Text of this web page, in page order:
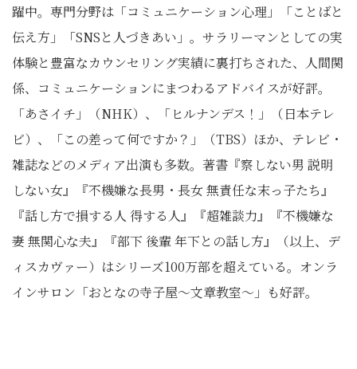
躍中。専門分野は「コミュニケーション心理」「ことばと
伝え方」「SNSと人づきあい」。サラリーマンとしての実
体験と豊富なカウンセリング実績に裏打ちされた、人間関
係、コミュニケーションにまつわるアドバイスが好評。
「あさイチ」（NHK）、「ヒルナンデス！」（日本テレ
ビ）、「この差って何ですか？」（TBS）ほか、テレビ・
雑誌などのメディア出演も多数。著書『察しない男 説明
しない女』『不機嫌な長男・長女 無責任な末っ子たち』
『話し方で損する人 得する人』『超雑談力』『不機嫌な
妻 無関心な夫』『部下 後輩 年下との話し方』（以上、デ
ィスカヴァー）はシリーズ100万部を超えている。オンラ
インサロン「おとなの寺子屋～文章教室～」も好評。